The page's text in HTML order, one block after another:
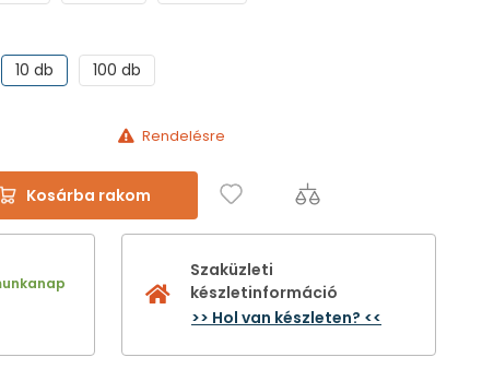
10 db 100 db
Rendelésre
Kosárba rakom
Szaküzleti
készletinformáció
>> Hol van készleten? <<